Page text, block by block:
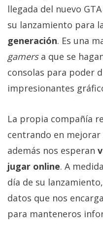
videojuegos,
comparativas,
trucos y
tutoriales.
El Grupo
Informático
(CC) 2006-
2026.Algunos
derechos
llegada del nuevo
su lanzamiento para
generación. Es una
gamersa que se
consolas para poder
impresionantes
La propia compañía
centrando en
además nos esperan
jugar online. A
día de su
datos que nos
para manteneros